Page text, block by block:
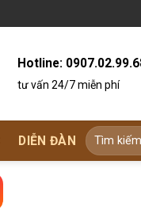
Hotline:
tư vấn 24/7 miễn phí
DIỄN ĐÀN